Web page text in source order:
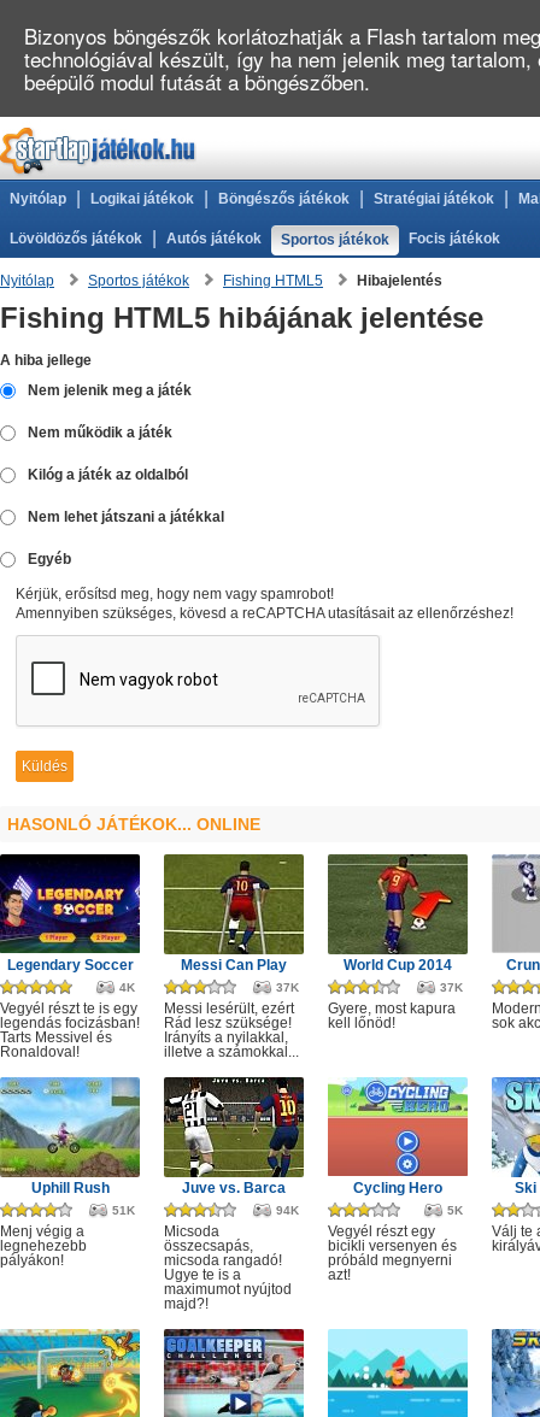
Nyitólap Logikai játékok Böngészős játékok Stratégiai játékok
Lövöldözős játékok Autós játékok Sportos játékok Focis játékok
Nyitólap Sportos játékok Fishing HTML5 Hibajelentés
Fishing HTML5 hibájának jelentése
A hiba jellege
Nem jelenik meg a játék
Nem működik a játék
Kilóg a játék az oldalból
Nem lehet játszani a játékkal
Egyéb
Kérjük, erősítsd meg, hogy nem vagy spamrobot!
Amennyiben szükséges, kövesd a reCAPTCHA utasításait az ellenőrzéshez!
HASONLÓ JÁTÉKOK... ONLINE
Legendary Soccer
4K
Vegyél részt te is egy
legendás focizásban!
Tarts Messivel és
Ronaldoval!
Messi Can Play
37K
Messi lesérült, ezért
Rád lesz szüksége!
Irányíts a nyilakkal,
illetve a számokkal...
World Cup 2014
37K
Gyere, most kapura
kell lőnöd!
sok
Uphill Rush
51K
Menj végig a
legnehezebb
pályákon!
Juve vs. Barca
94K
Micsoda
összecsapás,
micsoda rangadó!
Ugye te is a
maximumot nyújtod
majd?!
Cycling Hero
5K
Vegyél részt egy
bicikli versenyen és
próbáld megnyerni
azt!
Ski
Válj te
Bizonyos böngészők korlátozhatják a Flash tartalom
technológiával készült, így ha nem jelenik meg
beépülő modul futását a böngészőben.